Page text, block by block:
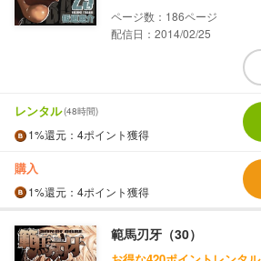
186
配信日：2014/02/25
レンタル(48時間)
1%還元 ：4ポイント獲得
購入
1%還元 ：4ポイント獲得
範馬刃牙（30）